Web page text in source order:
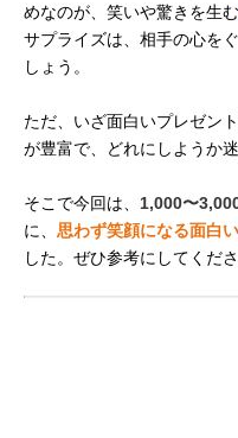
めなのが、笑いや驚きを生む
サプライズは、相手の心を
しょう。
ただ、いざ面白いプレゼン
が豊富で、どれにしようか
そこで今回は、 1,000〜
に、 思わず笑顔になる面白
した。ぜひ参考にしてくださ